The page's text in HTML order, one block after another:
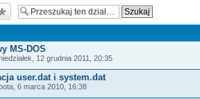
MS-DOS
12 grudnia 2011, 20:35
user.dat i system.dat
6 marca 2010, 16:38